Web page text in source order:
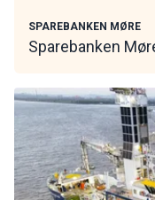
SPAREBANKEN MØRE
Sparebanken